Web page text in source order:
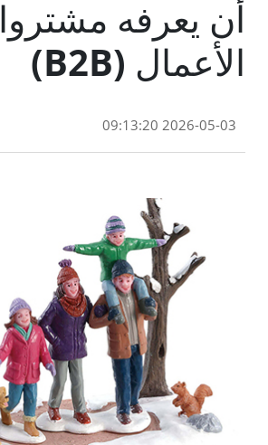
أن يعرفه مشتروا
الأعمال (B2B)
2026-05-03 09:13:20